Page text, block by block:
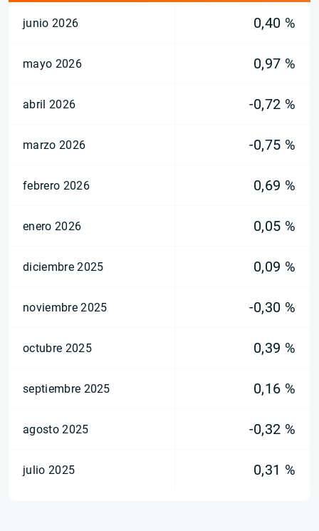
junio 2026 0,40 %
mayo 2026 0,97 %
abril 2026 -0,72 %
marzo 2026 -0,75 %
febrero 2026 0,69 %
enero 2026 0,05 %
diciembre 2025 0,09 %
noviembre 2025 -0,30 %
octubre 2025 0,39 %
septiembre 2025 0,16 %
agosto 2025 -0,32 %
julio 2025 0,31 %